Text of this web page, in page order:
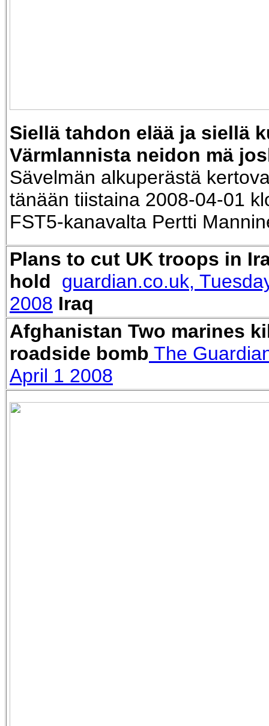
Siellä tahdon elää ja siellä
Värmlannista neidon mä
Sävelmän alkuperästä
tänään tiistaina 2008-04-01
FST5-kanavalta Pertti
Plans to cut UK troops in
hold guardian.co.uk,
2008 Iraq
Afghanistan Two marines
roadside bomb The
April 1 2008